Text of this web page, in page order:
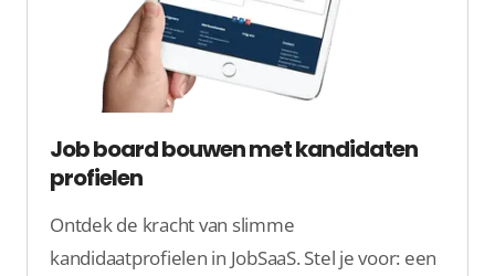
Job board bouwen met kandidaten
profielen
Ontdek de kracht van slimme
kandidaatprofielen in JobSaaS. Stel je voor: een